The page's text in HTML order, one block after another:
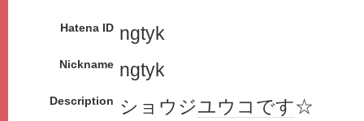
Hatena ID ngtyk
Nickname ngtyk
Description ショウジユウコ です☆